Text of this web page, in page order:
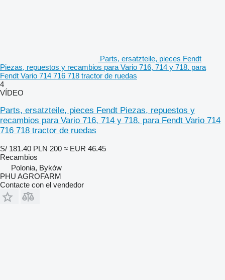
Parts, ersatzteile, pieces Fendt
Piezas, repuestos y recambios para Vario 716, 714 y 718. para
Fendt Vario 714 716 718 tractor de ruedas
4
VÍDEO
Parts, ersatzteile, pieces Fendt Piezas, repuestos y
recambios para Vario 716, 714 y 718. para Fendt Vario 714
716 718 tractor de ruedas
S/ 181.40 PLN 200 ≈ EUR 46.45
Recambios
Polonia, Byków
PHU AGROFARM
Contacte con el vendedor